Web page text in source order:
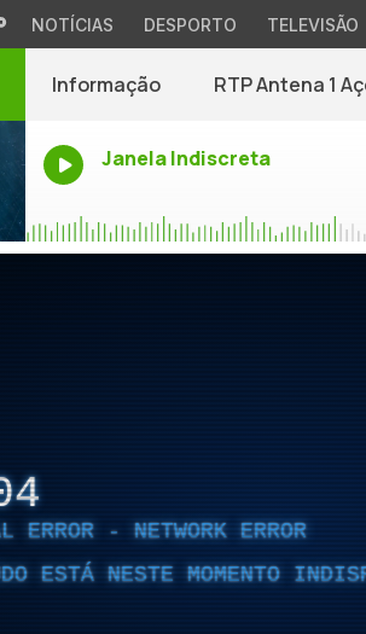
NOTÍCIAS DESPORTO TELEVISÃO
Informação RTP Antena 1
Janela Indiscreta
ERROR - NETWORK ERROR
ESTÁ NESTE MOMENTO